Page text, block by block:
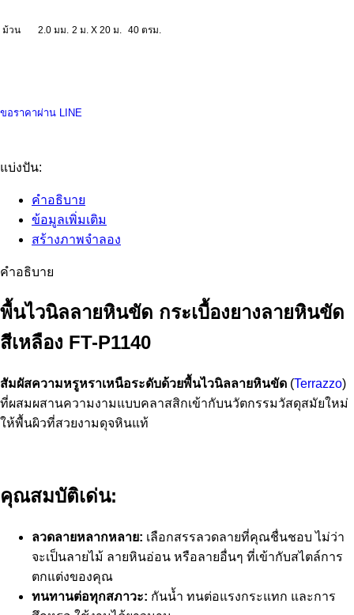
ม้วน 2.0 มม. 2 ม. X 20 ม. 40 ตรม.
ขอราคาผ่าน LINE
แบ่งปัน:
คำอธิบาย
ข้อมูลเพิ่มเติม
สร้างภาพจำลอง
คำอธิบาย
พื้นไวนิลลายหินขัด กระเบื้องยางลายหินขัด
สีเหลือง FT-P1140
สัมผัสความหรูหราเหนือระดับด้วยพื้นไวนิลลายหินขัด (Terrazzo)
ที่ผสมผสานความงามแบบคลาสสิกเข้ากับนวัตกรรมวัสดุสมัยใหม่
ให้พื้นผิวที่สวยงามดุจหินแท้
คุณสมบัติเด่น:
ลวดลายหลากหลาย: เลือกสรรลวดลายที่คุณชื่นชอบ ไม่ว่า
จะเป็นลายไม้ ลายหินอ่อน หรือลายอื่นๆ ที่เข้ากับสไตล์การ
ตกแต่งของคุณ
ทนทานต่อทุกสภาวะ: กันน้ำ ทนต่อแรงกระแทก และการ